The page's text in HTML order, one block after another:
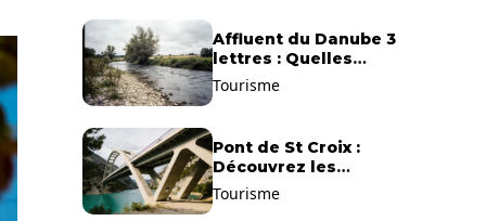
Affluent du Danube 3
lettres : Quelles
solutions trouver ?
Tourisme
Pont de St Croix :
Découvrez les
gorges du Verdon !
Tourisme